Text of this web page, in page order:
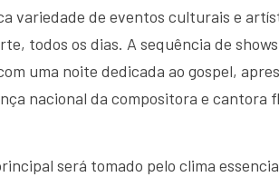
variedade de eventos culturais e
todos os dias. A sequência de
uma noite dedicada ao gospel,
nacional da compositora e cantora
será tomado pelo clima